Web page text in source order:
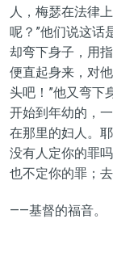
人，梅瑟在法律
呢？”他们说这话
却弯下身子，用
便直起身来，对
头吧！”他又弯下
开始到年幼的，
在那里的妇人。
没有人定你的罪
也不定你的罪；
——基督的福音。